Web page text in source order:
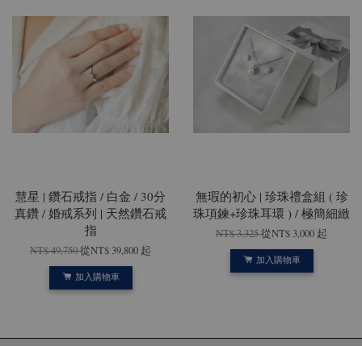
慧星 | 鑽石戒指 / 白金 / 30分
真鑽 / 婚戒系列 | 天然鑽石戒
指
NT$ 49,750從NT$ 39,800 起
加入購物車
無瑕的初心 | 珍珠禮盒組 ( 珍
珠項鍊+珍珠耳環 ) / 極簡細緻
NT$ 3,325從NT$ 3,000 起
加入購物車